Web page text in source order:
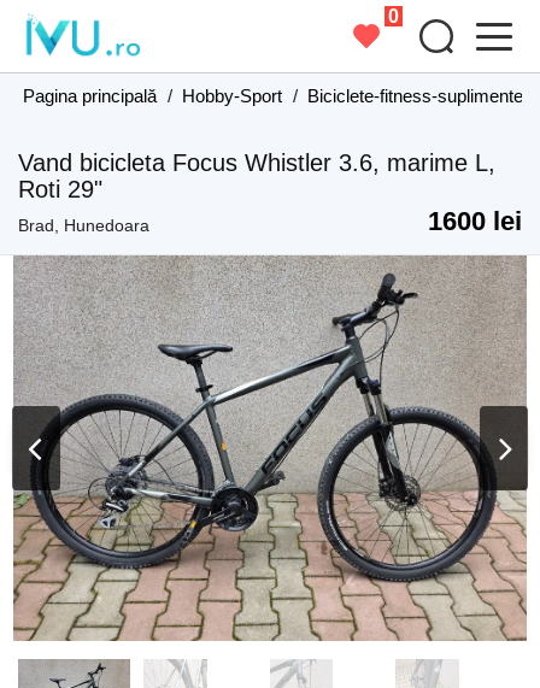
0
Pagina principală / Hobby-Sport / Biciclete-fitness-suplimente
Vand bicicleta Focus Whistler 3.6, marime L,
Roti 29"
Brad, Hunedoara 1600 lei